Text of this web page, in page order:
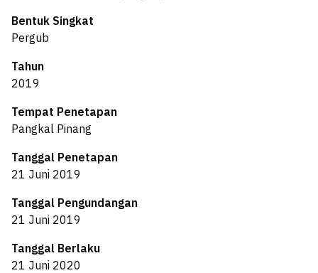
Bentuk Singkat
Pergub
Tahun
2019
Tempat Penetapan
Pangkal Pinang
Tanggal Penetapan
21 Juni 2019
Tanggal Pengundangan
21 Juni 2019
Tanggal Berlaku
21 Juni 2020